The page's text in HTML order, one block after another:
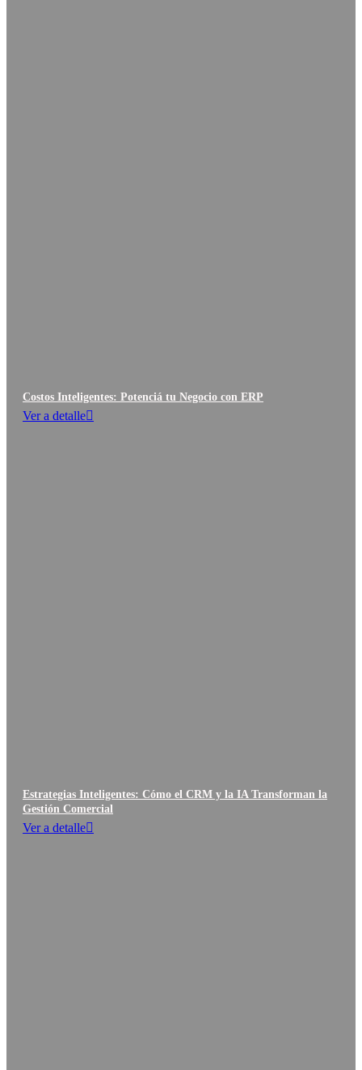
Costos Inteligentes: Potenciá tu Negocio con ERP
Ver a detalle
Estrategias Inteligentes: Cómo el CRM y la IA Transforman la
Gestión Comercial
Ver a detalle